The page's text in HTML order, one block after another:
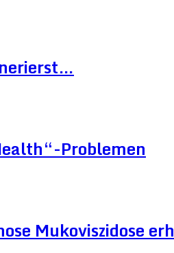
Problemen
Mukoviszidose